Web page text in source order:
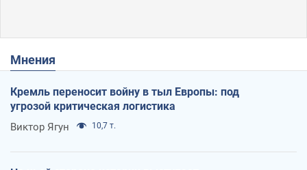
Мнения
Кремль переносит войну в тыл Европы: под
угрозой критическая логистика
Виктор Ягун 10,7 т.